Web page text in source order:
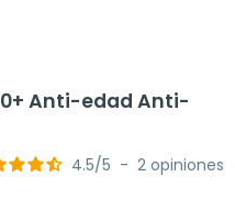
Anti-edad Anti-
4.5/5 - 2 opiniones